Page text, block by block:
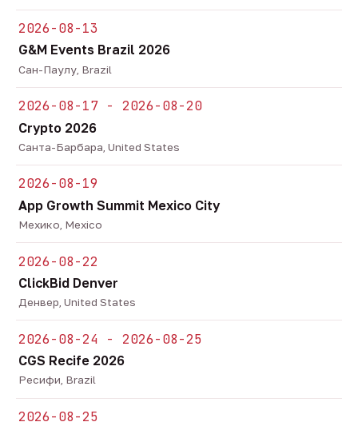
2026-08-13
G&M Events Brazil 2026
Сан-Паулу, Brazil
2026-08-17 - 2026-08-20
Crypto 2026
Санта-Барбара, United States
2026-08-19
App Growth Summit Mexico City
Мехико, Mexico
2026-08-22
ClickBid Denver
Денвер, United States
2026-08-24 - 2026-08-25
CGS Recife 2026
Ресифи, Brazil
2026-08-25